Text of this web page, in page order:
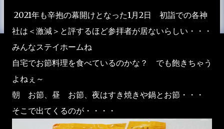
2021年も辛抱の幕開けとなった1月2日 初詣での各神
社は＜激減＞と評するほど参拝者が居ないらしい・・・
みんなステイホームね
自宅でお節料理を食べているのかな？ でも飽きちゃう
よねぇ～
朝 お節、昼 お節、夜はすき焼きや鍋とお節・・・
そこで出てくるのが・・・・